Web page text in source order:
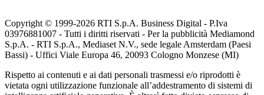
Copyright © 1999-2026 RTI S.p.A. Business Digital - P.Iva
03976881007 - Tutti i diritti riservati - Per la pubblicità Mediamond
S.p.A. - RTI S.p.A., Mediaset N.V., sede legale Amsterdam (Paesi
Bassi) - Uffici Viale Europa 46, 20093 Cologno Monzese (MI)
Rispetto ai contenuti e ai dati personali trasmessi e/o riprodotti è
vietata ogni utilizzazione funzionale all’addestramento di sistemi di